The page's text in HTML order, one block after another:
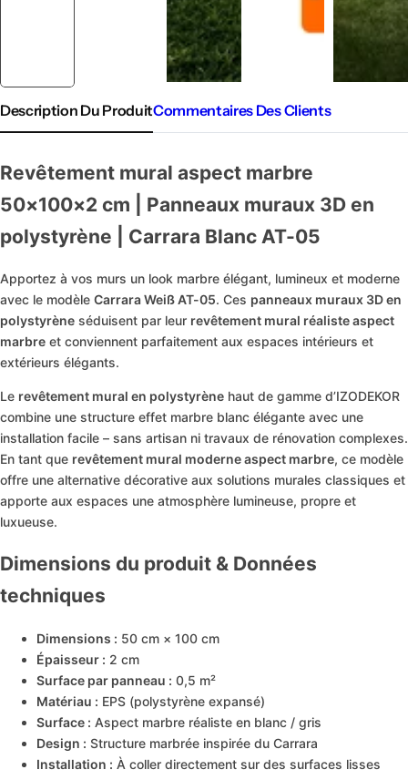
Marbre Alternative Au Carrelage De Salle De
3D Panneau Mural Acoustique En Bois Lot De
Description Du ProduitCommentaires Des Clients
Revêtement mural aspect marbre
50×100×2 cm | Panneaux muraux 3D en
polystyrène | Carrara Blanc AT-05
Apportez à vos murs un look marbre élégant, lumineux et moderne
avec le modèle Carrara Weiß AT-05. Ces panneaux muraux 3D en
polystyrène séduisent par leur revêtement mural réaliste aspect
marbre et conviennent parfaitement aux espaces intérieurs et
extérieurs élégants.
Le revêtement mural en polystyrène haut de gamme d’IZODEKOR
combine une structure effet marbre blanc élégante avec une
installation facile – sans artisan ni travaux de rénovation complexes.
En tant que revêtement mural moderne aspect marbre, ce modèle
offre une alternative décorative aux solutions murales classiques et
apporte aux espaces une atmosphère lumineuse, propre et
luxueuse.
Dimensions du produit & Données
techniques
Dimensions : 50 cm × 100 cm
Épaisseur : 2 cm
Surface par panneau : 0,5 m²
Matériau : EPS (polystyrène expansé)
Surface : Aspect marbre réaliste en blanc / gris
Design : Structure marbrée inspirée du Carrara
Installation : À coller directement sur des surfaces lisses